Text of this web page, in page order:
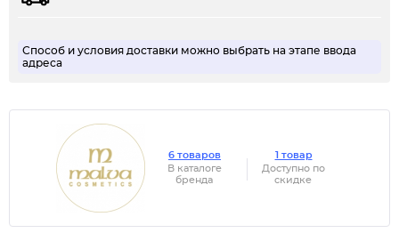
Способ и условия доставки можно выбрать на этапе ввода
адреса
6 товаров
В каталоге
бренда
1 товар
Доступно по
скидке